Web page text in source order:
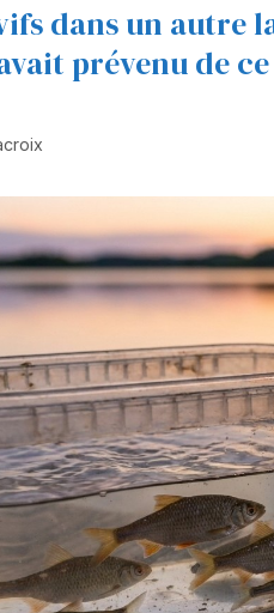
dans un autre
prévenu de